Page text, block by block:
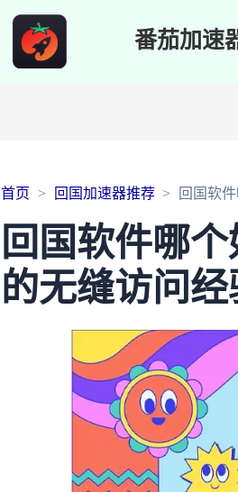
番茄加速
首页 回国加速器推荐 回国软
回国软件哪
的无缝访问经